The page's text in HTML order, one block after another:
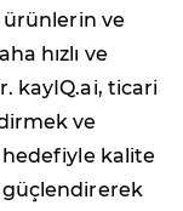
ve
hızlı ve
kayIQ.ai, ticari
ve
kalite
güçlendirerek